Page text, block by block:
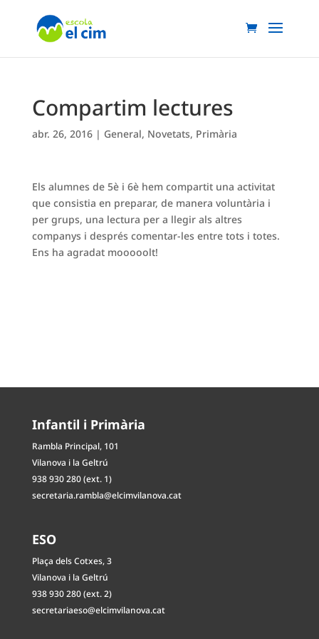
Compartim lectures
abr. 26, 2016| General, Novetats, Primària
Els alumnes de 5è i 6è hem compartit una activitat
que consistia en preparar, de manera voluntària i
per grups, una lectura per a llegir als altres
companys i després comentar-les entre tots i totes.
Ens ha agradat mooooolt!
Infantil i Primària
Rambla Principal, 101
Vilanova i la Geltrú
938 930 280 (ext. 1)
secretaria.rambla@elcimvilanova.cat
ESO
Plaça dels Cotxes, 3
Vilanova i la Geltrú
938 930 280 (ext. 2)
secretariaeso@elcimvilanova.cat